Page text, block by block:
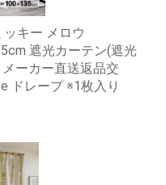
キー メロウ
遮光カーテン(遮光
ーカー直送返品交
ドレープ ※1枚入り